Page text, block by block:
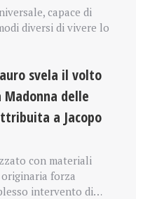
capace di
diversi di vivere lo
svela il volto
delle
a Jacopo
con materiali
forza
intervento di…